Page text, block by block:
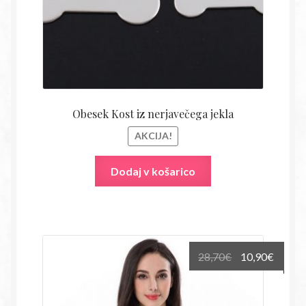
Obesek Kost iz nerjavečega jekla
AKCIJA!
Dodaj v košarico
28,70€
Izvirna
cena
10,90€
cena